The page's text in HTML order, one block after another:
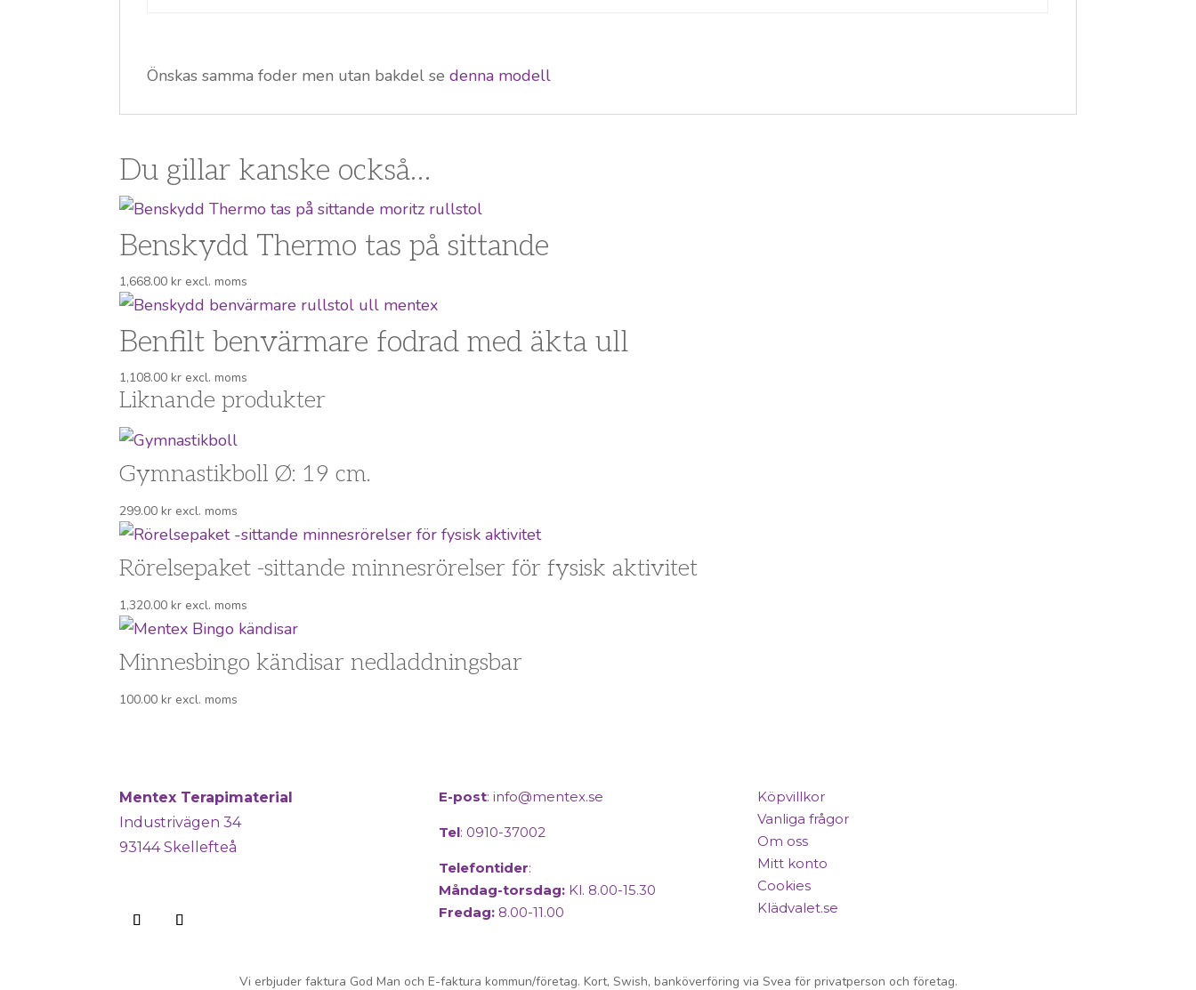
Önskas samma foder men utan bakdel sedenna modell
Du gillar kanske också…
Benskydd Thermo tas på sittande
1,668.00kr excl. moms
Benfilt benvärmare fodrad med äkta ull
1,108.00kr excl. moms
Liknande produkter
Gymnastikboll Ø: 19 cm.
299.00kr excl. moms
Rörelsepaket -sittande minnesrörelser för fysisk aktivitet
1,320.00kr excl. moms
Minnesbingo kändisar nedladdningsbar
100.00kr excl. moms
Mentex Terapimaterial
Industrivägen 34
93144 Skellefteå
E-post: info@mentex.se
Tel: 0910-37002
Telefontider:
Måndag-torsdag:Kl. 8.00-15.30
Fredag:8.00-11.00
Köpvillkor
Vanliga frågor
Om oss
Mitt konto
Cookies
Klädvalet.se
Vi erbjuder faktura God Man och E-faktura kommun/företag. Kort, Swish, banköverföring via Svea för privatperson och företag.